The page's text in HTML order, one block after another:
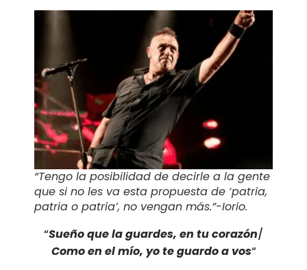
“Tengo la posibilidad de decirle a la gente
que si no les va esta propuesta de ‘patria,
patria o patria’, no vengan más.”-Iorio.
“Sueño que la guardes, en tu corazón/
Como en el mío, yo te guardo a vos“